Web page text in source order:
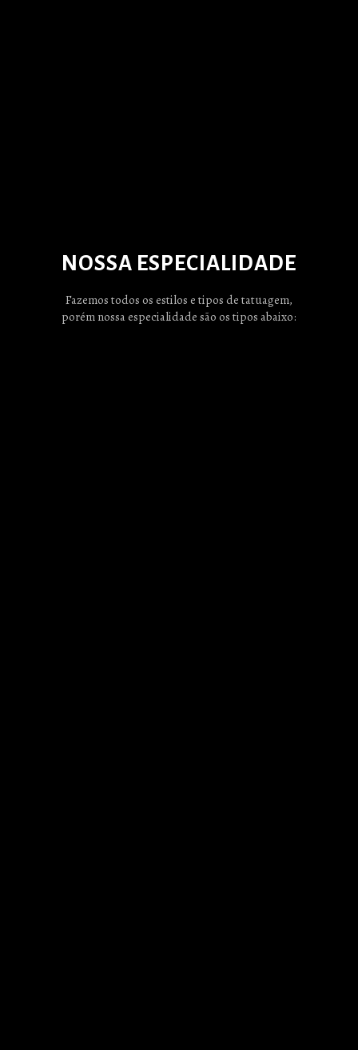
NOSSA ESPECIALIDADE
Fazemos todos os estilos e tipos de tatuagem,
porém nossa especialidade são os tipos abaixo: